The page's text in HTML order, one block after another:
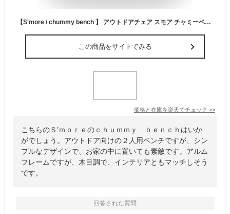
【S'more / chummy bench 】 アウトドアチェア スモア チャミーベンチ 折りたたみ 軽量 2人用 軽量 コンパクト キャンプ 二人掛け チェア おしゃれ オックスフォード 木調アルミフレーム BBQ アウトドア 椅子 ベンチ【軽量木調アルミフレーム】
この商品をサイトでみる
価格と在庫を楽天でチェック >>
こちらのＳ’ｍｏｒｅのｃｈｕｍｍｙ ｂｅｎｃｈはいか
がでしょう。アウトドア向けの２人用ベンチですが、シン
プルなデザインで、お家の中に置いても素敵です。アルム
フレームですが、木目調で、インテリアともマッチしそう
です。
回答された質問